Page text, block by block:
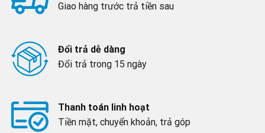
Giao hàng trước trả tiền sau
Đổi trả dễ dàng
Đổi trả trong 15 ngày
Thanh toán linh hoạt
Tiền mặt, chuyển khoản, trả góp